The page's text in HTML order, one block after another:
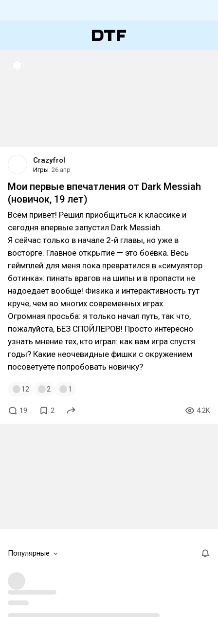
Crazyfrol
Игры 26 апр
Мои первые впечатления от Dark Messiah
(новичок, 19 лет)
Всем привет! Решил приобщиться к классике и
сегодня впервые запустил Dark Messiah.
Я сейчас только в начале 2-й главы, но уже в
восторге. Главное открытие — это боёвка. Весь
геймплей для меня пока превратился в «симулятор
ботинка»: пинать врагов на шипы и в пропасти не
надоедает вообще! Физика и интерактивность тут
круче, чем во многих современных играх.
Огромная просьба: я только начал путь, так что,
пожалуйста, БЕЗ СПОЙЛЕРОВ! Просто интересно
узнать мнение тех, кто играл: как вам игра спустя
годы? Какие неочевидные фишки с окружением
посоветуете попробовать новичку?
12 2 1
19 2 4.2K
Популярные